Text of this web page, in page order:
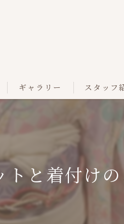
ギャラリー スタッフ
トと着付け